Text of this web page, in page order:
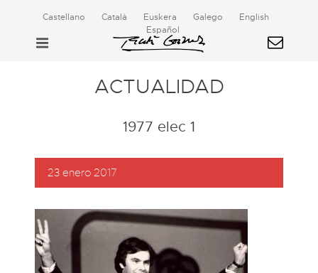
Castellano Català Euskera Galego
English
Español
ACTUALIDAD
1977 elec 1
23 enero 2017